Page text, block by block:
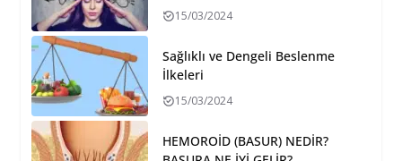
15/03/2024
Sağlıklı ve Dengeli Beslenme
İlkeleri
15/03/2024
HEMOROİD (BASUR) NEDİR?